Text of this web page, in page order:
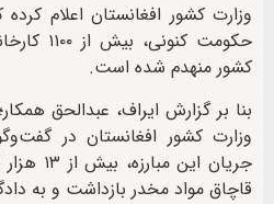
وزارت کشور افغانستان اعلام
حکومت
کشور منهدم شده‌ است.
بنا بر گزارش ایراف، عبدالحق
وزارت کشور افغانستان در
جریان
قاچاق مواد مخدر بازداشت و به